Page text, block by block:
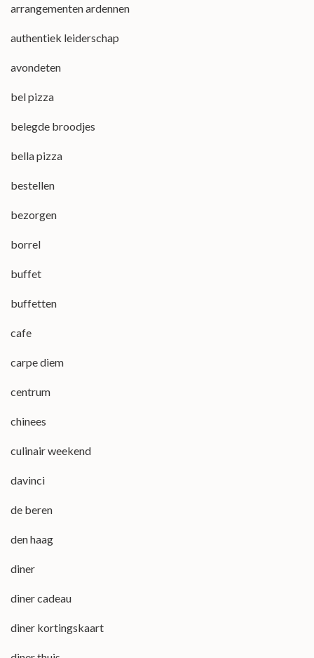
arrangementen ardennen
authentiek leiderschap
avondeten
bel pizza
belegde broodjes
bella pizza
bestellen
bezorgen
borrel
buffet
buffetten
cafe
carpe diem
centrum
chinees
culinair weekend
davinci
de beren
den haag
diner
diner cadeau
diner kortingskaart